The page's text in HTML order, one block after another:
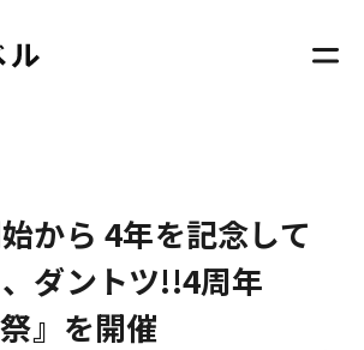
から 4年を記念して
、ダントツ!!4周年
』を開催